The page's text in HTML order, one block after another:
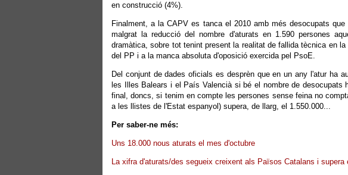
en construcció (4%).
Finalment, a la CAPV es tanca el 2010 amb més desocupats
malgrat la reducció del nombre d'aturats en 1.590 persones
dramàtica, sobre tot tenint present la realitat de fallida tècnica en
del PP i a la manca absoluta d'oposició exercida pel PsoE.
Del conjunt de dades oficials es desprèn que en un any l'atur ha
les Illes Balears i el País Valencià si bé el nombre de
final, doncs, si tenim en compte les persones sense feina no
a les llistes de l'Estat espanyol) supera, de llarg, el 1.550.000...
Per saber-ne més:
Uns 18.000 nous aturats el mes d'octubre
La xifra d'aturats/des segueix creixent als Països Catalans i supera